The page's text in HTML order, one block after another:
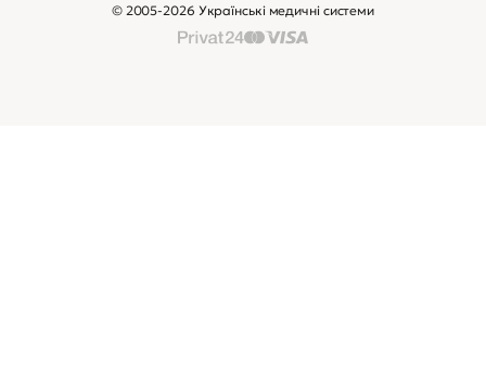
© 2005-2026 Українські медичні системи